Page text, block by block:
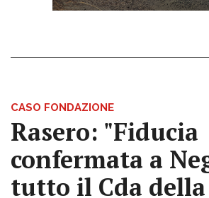
CASO FONDAZIONE
Rasero: "Fiducia
confermata a
tutto il Cda della